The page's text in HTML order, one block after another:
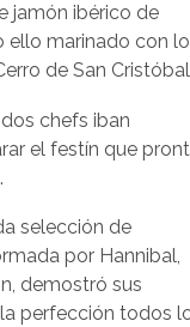
jamón ibérico de
ello marinado con
de San
chefs iban
el festín que
selección de
por Hannibal,
demostró sus
perfección todos